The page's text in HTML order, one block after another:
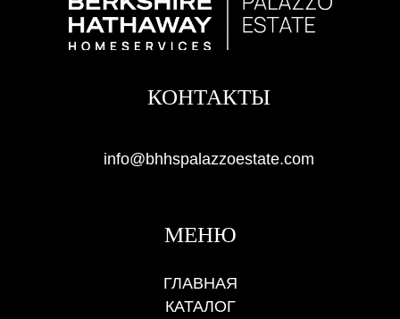
КОНТАКТЫ
info@bhhspalazzoestate.com
МЕНЮ
ГЛАВНАЯ
КАТАЛОГ